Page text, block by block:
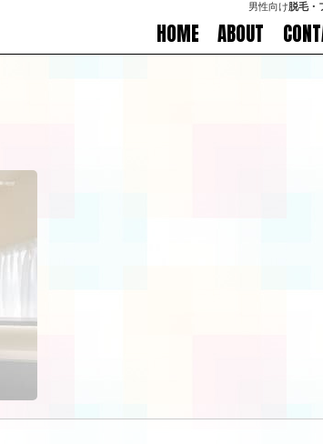
男性向け 脱毛・
HOME ABOUT